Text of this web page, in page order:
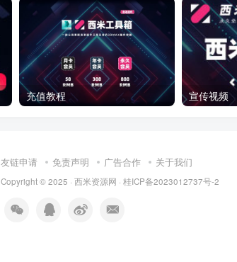
充值教程 宣传视频
友链申请 免责声明 广告合作 关于我们
Copyright © 2025 · 西米资源网 · 桂ICP备2023012737号-2